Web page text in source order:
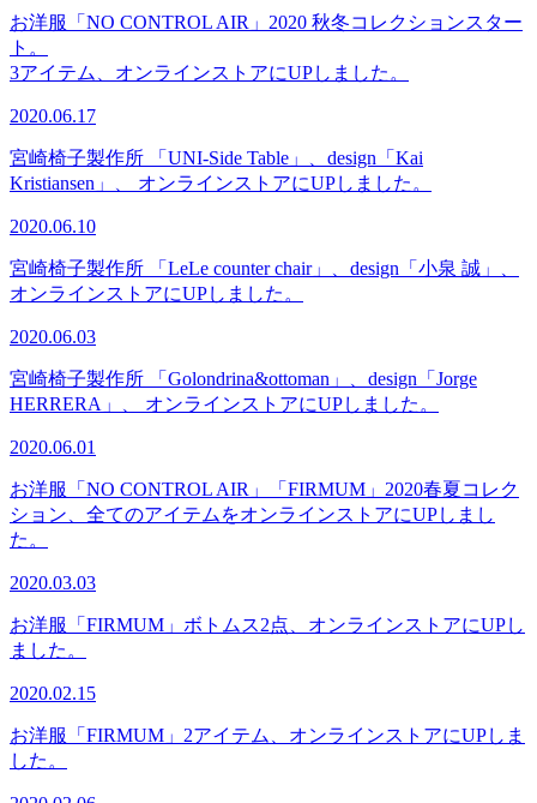
お洋服「NO CONTROL AIR」2020 秋冬コレクションスター
ト。
3アイテム、オンラインストアにUPしました。
2020.06.17
宮崎椅子製作所 「UNI-Side Table」、design「Kai
Kristiansen」、 オンラインストアにUPしました。
2020.06.10
宮崎椅子製作所 「LeLe counter chair」、design「小泉 誠」、
オンラインストアにUPしました。
2020.06.03
宮崎椅子製作所 「Golondrina&ottoman」、design「Jorge
HERRERA」、 オンラインストアにUPしました。
2020.06.01
お洋服「NO CONTROL AIR」「FIRMUM」2020春夏コレク
ション、全てのアイテムをオンラインストアにUPしまし
た。
2020.03.03
お洋服「FIRMUM」ボトムス2点、オンラインストアにUPし
ました。
2020.02.15
お洋服「FIRMUM」2アイテム、オンラインストアにUPしま
した。